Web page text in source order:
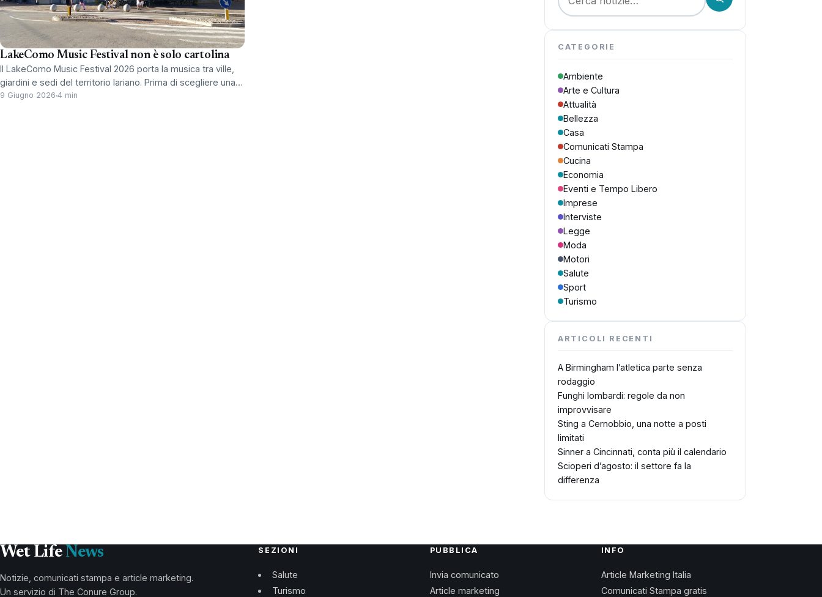
LakeComo Music Festival non è solo cartolina
Il LakeComo Music Festival 2026 porta la musica tra ville,
giardini e sedi del territorio lariano. Prima di scegliere una…
9 Giugno 2026 4 min
CATEGORIE
Ambiente
Arte e Cultura
Attualità
Bellezza
Casa
Comunicati Stampa
Cucina
Economia
Eventi e Tempo Libero
Imprese
Interviste
Legge
Moda
Motori
Salute
Sport
Turismo
ARTICOLI RECENTI
A Birmingham l’atletica parte senza
rodaggio
Funghi lombardi: regole da non
improvvisare
Sting a Cernobbio, una notte a posti
limitati
Sinner a Cincinnati, conta più il calendario
Scioperi d’agosto: il settore fa la
differenza
Wet Life News
Notizie, comunicati stampa e article marketing.
Un servizio di The Conure Group.
SEZIONI
Salute
Turismo
PUBBLICA
Invia comunicato
Article marketing
INFO
Article Marketing Italia
Comunicati Stampa gratis